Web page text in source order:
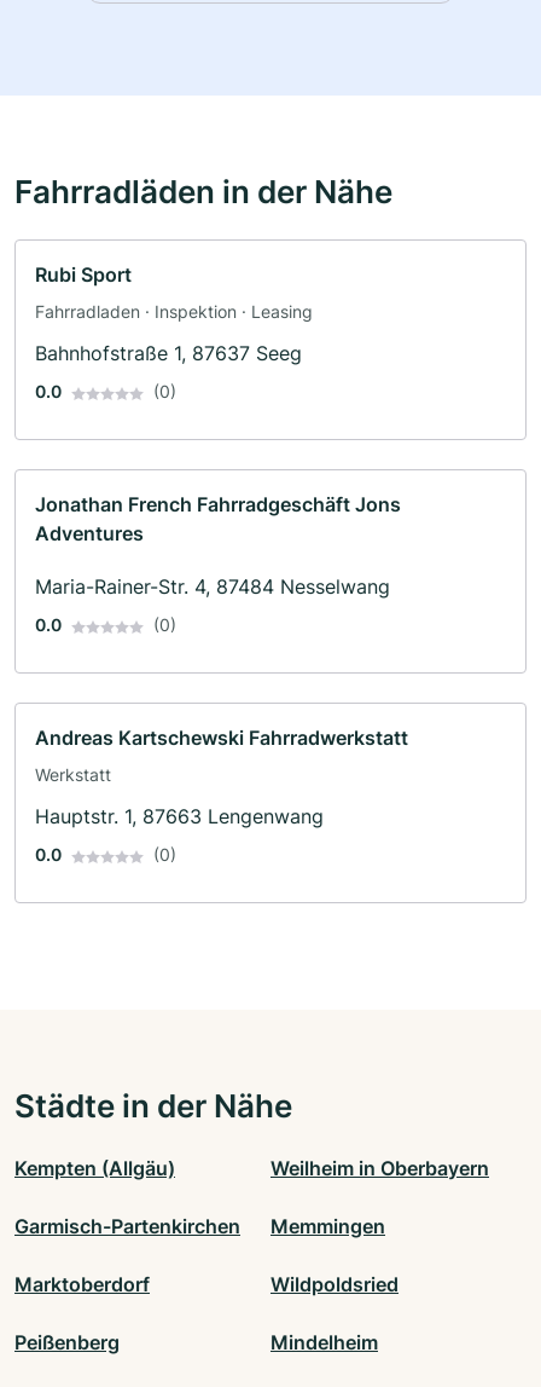
Fahrradläden in der Nähe
Rubi Sport
Fahrradladen · Inspektion · Leasing
Bahnhofstraße 1, 87637 Seeg
0.0 (0)
Jonathan French Fahrradgeschäft Jons
Adventures
Maria-Rainer-Str. 4, 87484 Nesselwang
0.0 (0)
Andreas Kartschewski Fahrradwerkstatt
Werkstatt
Hauptstr. 1, 87663 Lengenwang
0.0 (0)
Städte in der Nähe
Kempten (Allgäu) Weilheim in Oberbayern
Garmisch-Partenkirchen Memmingen
Marktoberdorf Wildpoldsried
Peißenberg Mindelheim